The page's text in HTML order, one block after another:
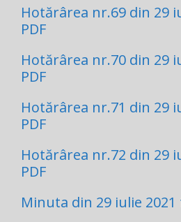
Hotărârea nr.69 din 29
PDF
Hotărârea nr.70 din 29
PDF
Hotărârea nr.71 din 29
PDF
Hotărârea nr.72 din 29
PDF
Minuta din 29 iulie